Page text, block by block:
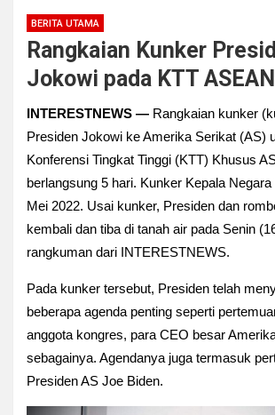
BERITA UTAMA
Rangkaian Kunker
Jokowi pada KTT
INTERESTNEWS — Rangkaian kunker
Presiden Jokowi ke Amerika Serikat (AS)
Konferensi Tingkat Tinggi (KTT) Khusus
berlangsung 5 hari. Kunker Kepala
Mei 2022. Usai kunker, Presiden dan
kembali dan tiba di tanah air pada Senin
rangkuman dari INTERESTNEWS.
Pada kunker tersebut, Presiden telah
beberapa agenda penting seperti
anggota kongres, para CEO besar
sebagainya. Agendanya juga termasuk
Presiden AS Joe Biden.